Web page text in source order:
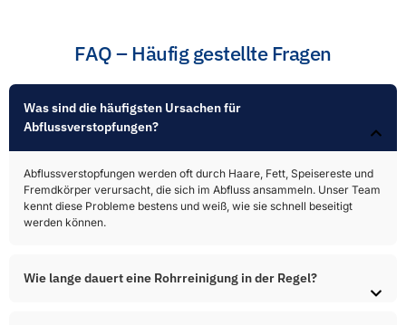
FAQ – Häufig gestellte Fragen
Was sind die häufigsten Ursachen für
Abflussverstopfungen?​
Abflussverstopfungen werden oft durch Haare, Fett, Speisereste und
Fremdkörper verursacht, die sich im Abfluss ansammeln. Unser Team
kennt diese Probleme bestens und weiß, wie sie schnell beseitigt
werden können.
Wie lange dauert eine Rohrreinigung in der Regel?